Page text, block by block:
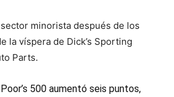
minorista después de los
la víspera de Dick’s Sporting
Parts.
500 aumentó seis puntos,